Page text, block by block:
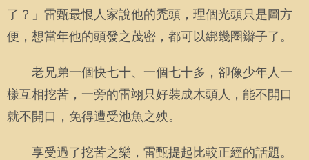
了？」雷甄最恨人家說他的禿頭，理個光頭只是圖方
便，想當年他的頭發之茂密，都可以綁幾圈辮子了。
老兄弟一個快七十、一個七十多，卻像少年人一
樣互相挖苦，一旁的雷翊只好裝成木頭人，能不開口
就不開口，免得遭受池魚之殃。
享受過了挖苦之樂，雷甄提起比較正經的話題。